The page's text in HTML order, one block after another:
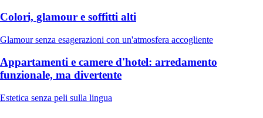
Colori, glamour e soffitti alti
Glamour senza esagerazioni con un'atmosfera accogliente
Appartamenti e camere d'hotel: arredamento
funzionale, ma divertente
Estetica senza peli sulla lingua